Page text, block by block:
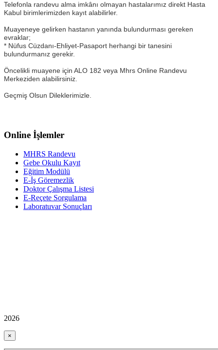
Telefonla randevu alma imkânı olmayan hastalarımız direkt Hasta
Kabul birimlerimizden kayıt alabilirler.
Muayeneye gelirken hastanın yanında bulundurması gereken
evraklar;
* Nüfus Cüzdanı-Ehliyet-Pasaport herhangi bir tanesini
bulundurmanız gerekir.
Öncelikli muayene için ALO 182 veya Mhrs Online Randevu
Merkeziden alabilirsiniz.
Geçmiş Olsun Dileklerimizle.
Online İşlemler
MHRS Randevu
Gebe Okulu Kayıt
Eğitim Modülü
E-İş Göremezlik
Doktor Çalışma Listesi
E-Reçete Sorgulama
Laboratuvar Sonuçları
2026
×